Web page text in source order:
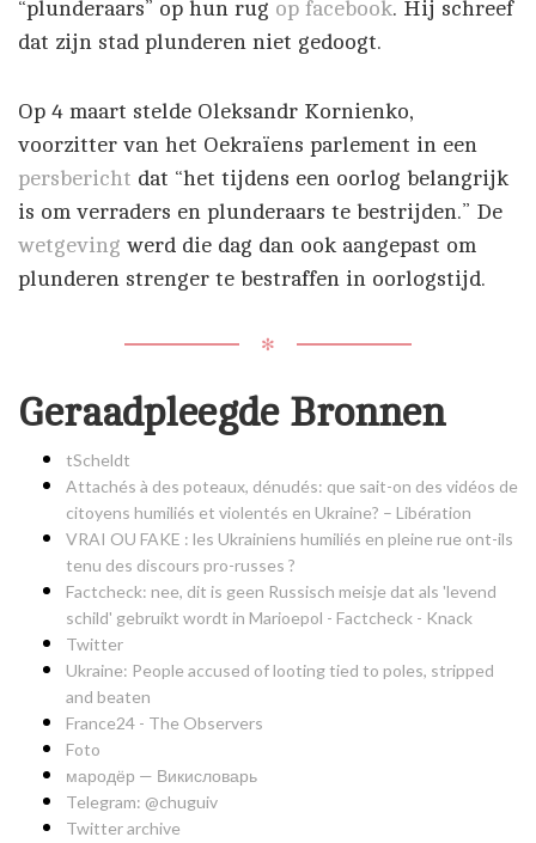
“plunderaars” op hun rug op facebook. Hij schreef
dat zijn stad plunderen niet gedoogt.
Op 4 maart stelde Oleksandr Kornienko,
voorzitter van het Oekraïens parlement in een
persbericht dat “het tijdens een oorlog belangrijk
is om verraders en plunderaars te bestrijden.” De
wetgeving werd die dag dan ook aangepast om
plunderen strenger te bestraffen in oorlogstijd.
✻
Geraadpleegde Bronnen
tScheldt
Attachés à des poteaux, dénudés: que sait-on des vidéos de
citoyens humiliés et violentés en Ukraine? – Libération
VRAI OU FAKE : les Ukrainiens humiliés en pleine rue ont-ils
tenu des discours pro-russes ?
Factcheck: nee, dit is geen Russisch meisje dat als 'levend
schild' gebruikt wordt in Marioepol - Factcheck - Knack
Twitter
Ukraine: People accused of looting tied to poles, stripped
and beaten
France24 - The Observers
Foto
мародёр — Викисловарь
Telegram: @chuguiv
Twitter archive